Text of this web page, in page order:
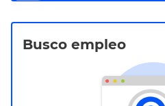
Busco empleo